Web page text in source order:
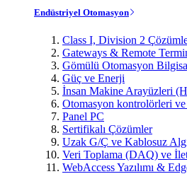
Endüstriyel Otomasyon
Class I, Division 2
Gateways & Remote
Gömülü Otomasyon
Güç ve Enerji
İnsan Makine Arayüzleri
Otomasyon kontrolörleri
Panel PC
Sertifikalı Çözümler
Uzak G/Ç ve Kablosuz
Veri Toplama (DAQ) ve
WebAccess Yazılımı &